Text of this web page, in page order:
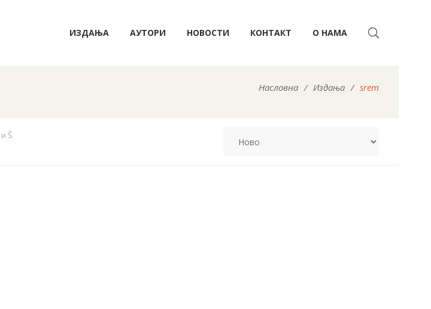
ИЗДАЊА АУТОРИ НОВОСТИ КОНТАКТ О НАМА
Насловна / Издања / srem
Š.